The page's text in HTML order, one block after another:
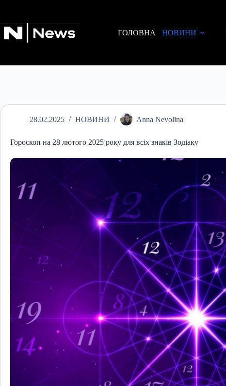
ГОЛОВНА
НОВИНИ
28.02.2025 НОВИНИ Anna Nevolina
Гороскоп на 28 лютого 2025 року для всіх знаків Зодіаку